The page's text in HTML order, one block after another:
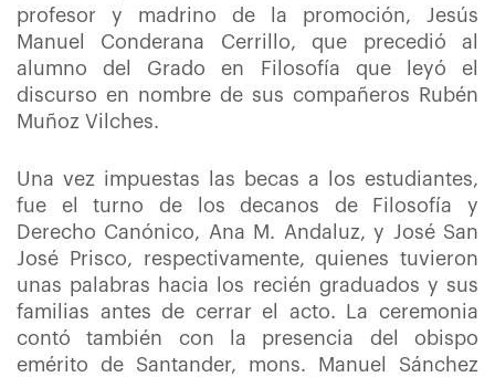
profesor y madrino de la promoción, Jesús
Manuel Conderana Cerrillo, que precedió al
alumno del Grado en Filosofía que leyó el
discurso en nombre de sus compañeros Rubén
Muñoz Vilches.
Una vez impuestas las becas a los estudiantes,
fue el turno de los decanos de Filosofía y
Derecho Canónico, Ana M. Andaluz, y José San
José Prisco, respectivamente, quienes tuvieron
unas palabras hacia los recién graduados y sus
familias antes de cerrar el acto. La ceremonia
contó también con la presencia del obispo
emérito de Santander, mons. Manuel Sánchez